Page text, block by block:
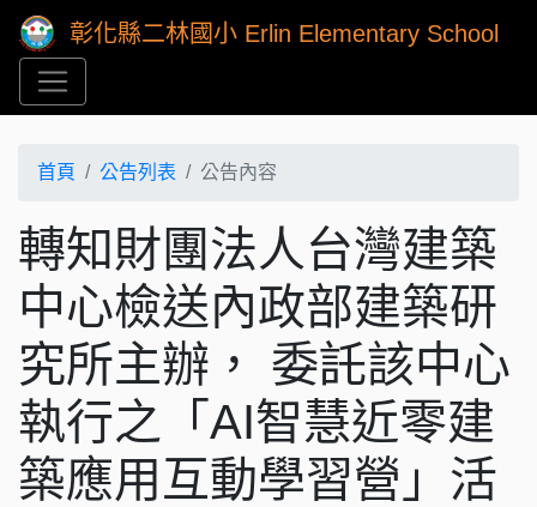
彰化縣二林國小 Erlin Elementary School
首頁 公告列表 公告內容
轉知財團法人台灣建築
中心檢送內政部建築研
究所主辦， 委託該中心
執行之「AI智慧近零建
築應用互動學習營」活